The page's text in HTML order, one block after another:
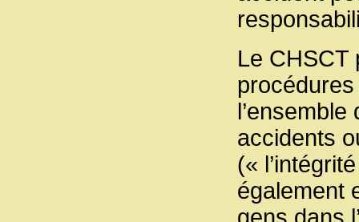
Le CHSCT
accidents
(«
également